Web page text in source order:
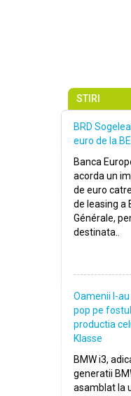
STIRI
BRD
euro de la BEI
Banca
acorda un
de euro
de leasing a
Générale,
destinata..
Oamenii l-
pop pe fostul
productia
Klasse
BMW i3,
generatii
asamblat la